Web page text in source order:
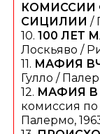
СИЦИЛИИ /
10.100 ЛЕТ
Лоскьяво /
11. МАФИЯ
Гулло /
12. МАФИЯ
комиссия
Палермо,